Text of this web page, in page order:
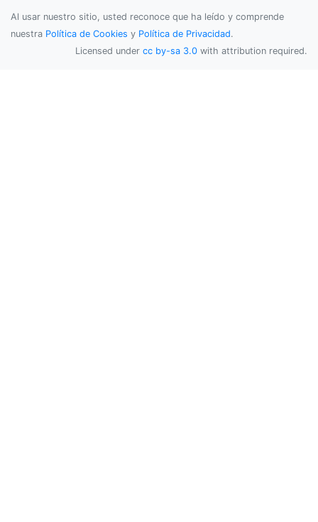
Al usar nuestro sitio, usted reconoce que ha leído y comprende
nuestra Política de Cookies y Política de Privacidad.
Licensed under cc by-sa 3.0 with attribution required.